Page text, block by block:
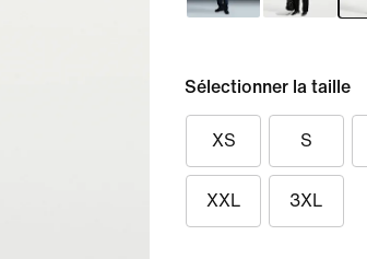
Sélectionner la taille
XS S
XXL 3XL